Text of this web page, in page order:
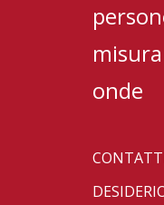
misura
onde